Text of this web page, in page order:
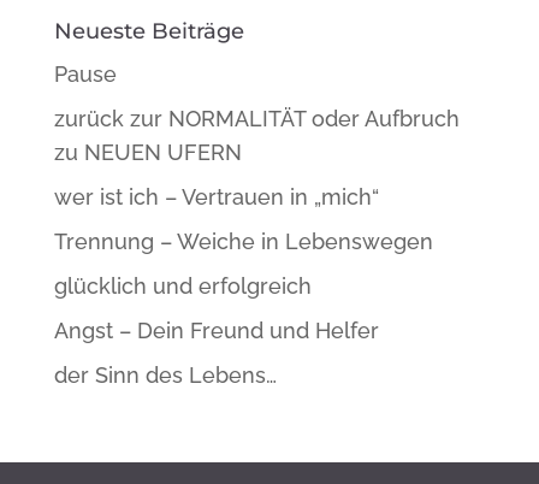
Neueste Beiträge
Pause
zurück zur NORMALITÄT oder Aufbruch
zu NEUEN UFERN
wer ist ich – Vertrauen in „mich“
Trennung – Weiche in Lebenswegen
glücklich und erfolgreich
Angst – Dein Freund und Helfer
der Sinn des Lebens…